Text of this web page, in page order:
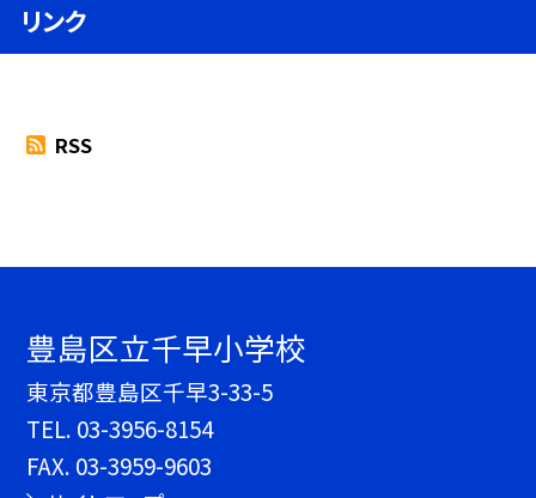
リンク
RSS
豊島区立千早小学校
東京都豊島区千早3-33-5
TEL. 03-3956-8154
FAX. 03-3959-9603